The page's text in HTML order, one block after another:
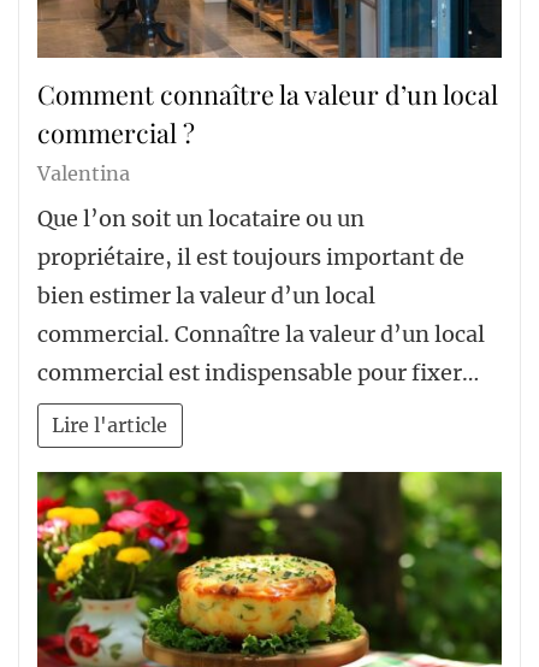
Comment connaître la valeur d’un local
commercial ?
Valentina
Que l’on soit un locataire ou un
propriétaire, il est toujours important de
bien estimer la valeur d’un local
commercial. Connaître la valeur d’un local
commercial est indispensable pour fixer…
Lire l'article